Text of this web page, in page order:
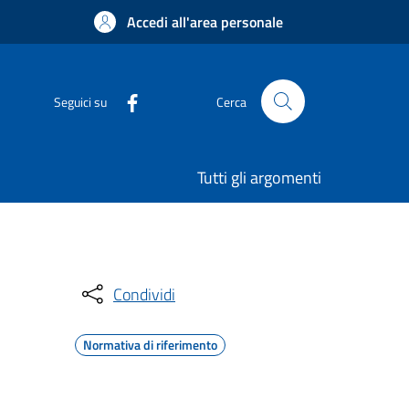
Accedi all'area personale
Seguici su Cerca
Tutti gli argomenti
Condividi
Normativa di riferimento